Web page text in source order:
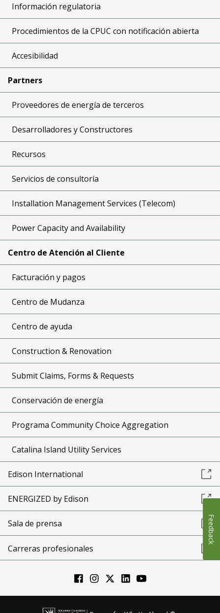
Información regulatoria
Procedimientos de la CPUC con notificación abierta
Accesibilidad
Partners
Proveedores de energía de terceros
Desarrolladores y Constructores
Recursos
Servicios de consultoría
Installation Management Services (Telecom)
Power Capacity and Availability
Centro de Atención al Cliente
Facturación y pagos
Centro de Mudanza
Centro de ayuda
Construction & Renovation
Submit Claims, Forms & Requests
Conservación de energía
Programa Community Choice Aggregation
Catalina Island Utility Services
Edison International
ENERGIZED by Edison
Sala de prensa
Carreras profesionales
Feedback